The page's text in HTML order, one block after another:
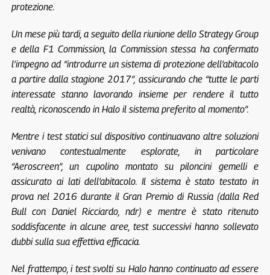
protezione.
Un mese più tardi, a seguito della riunione dello Strategy Group
e della F1 Commission, la Commission stessa ha confermato
l’impegno ad “introdurre un sistema di protezione dell’abitacolo
a partire dalla stagione 2017”, assicurando che “tutte le parti
interessate stanno lavorando insieme per rendere il tutto
realtà, riconoscendo in Halo il sistema preferito al momento”.
Mentre i test statici sul dispositivo continuavano altre soluzioni
venivano contestualmente esplorate, in particolare
“Aeroscreen”, un cupolino montato su piloncini gemelli e
assicurato ai lati dell’abitacolo. Il sistema è stato testato in
prova nel 2016 durante il Gran Premio di Russia (dalla Red
Bull con Daniel Ricciardo, ndr) e mentre è stato ritenuto
soddisfacente in alcune aree, test successivi hanno sollevato
dubbi sulla sua effettiva efficacia.
Nel frattempo, i test svolti su Halo hanno continuato ad essere